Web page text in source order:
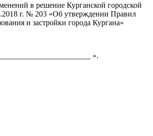
в решение Курганской городской
г. № 203 «Об утверждении Правил
и застройки города Кургана»
».